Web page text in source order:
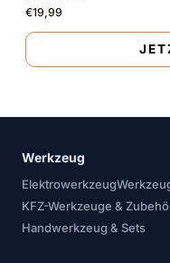
€19,99
Werkzeug
Elektrowerkzeug
KFZ-Werkzeuge &
Handwerkzeug & Sets